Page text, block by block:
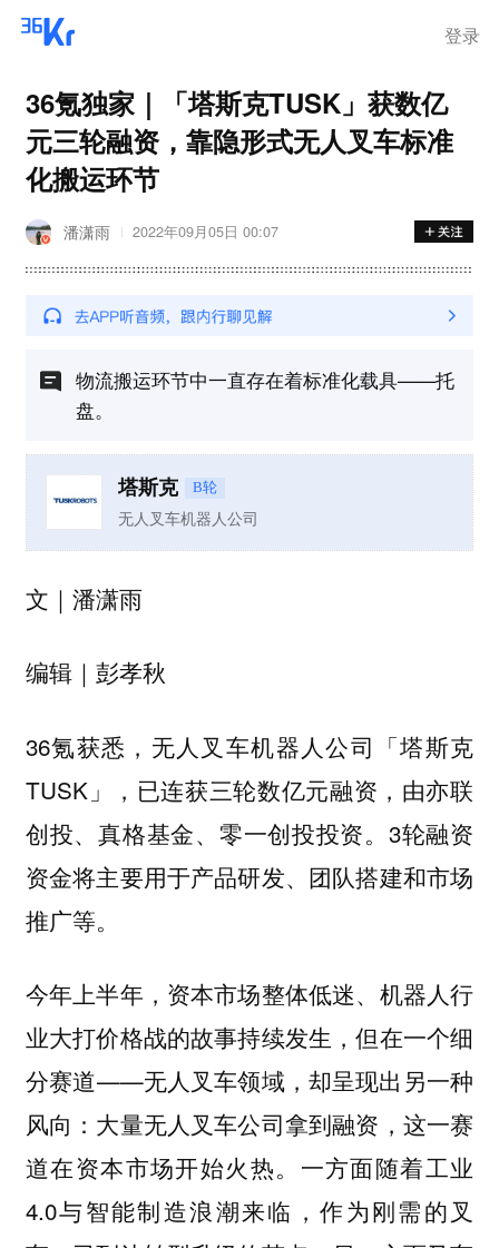
登录
36氪独家｜「塔斯克TUSK」获数亿
元三轮融资，靠隐形式无人叉车标准
化搬运环节
潘潇雨 2022年09月05日 00:07
物流搬运环节中一直存在着标准化载具——托
盘。
塔斯克 B轮
无人叉车机器人公司
文｜潘潇雨
编辑｜彭孝秋
36氪获悉，无人叉车机器人公司「塔斯克
TUSK」，已连获三轮数亿元融资，由亦联
创投、真格基金、零一创投投资。3轮融资
资金将主要用于产品研发、团队搭建和市场
推广等。
今年上半年，资本市场整体低迷、机器人行
业大打价格战的故事持续发生，但在一个细
分赛道——无人叉车领域，却呈现出另一种
风向：大量无人叉车公司拿到融资，这一赛
道在资本市场开始火热。一方面随着工业
4.0与智能制造浪潮来临，作为刚需的叉